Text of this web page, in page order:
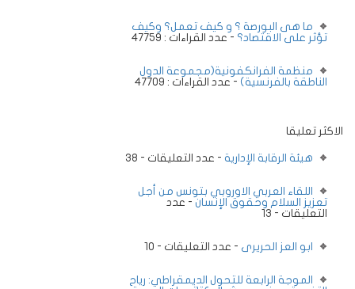
ما هى البورصة ؟ و كيف تعمل؟ وكيف
تؤثر على الاقتصاد؟ - عدد القراءات : 47759
منظمة الفرانكفونية(مجموعة الدول
الناطقة بالفرنسية) - عدد القراءات : 47709
الاكثر تعليقا
هيئة الرقابة الإدارية - عدد التعليقات - 38
اللقاء العربي الاوروبي بتونس من أجل
تعزيز السلام وحقوق الإنسان - عدد
التعليقات - 13
ابو العز الحريرى - عدد التعليقات - 10
الموجة الرابعة للتحول الديمقراطي: رياح